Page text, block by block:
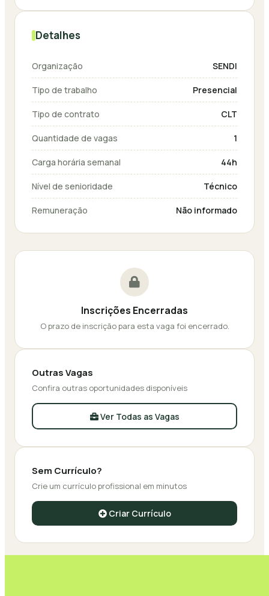
Detalhes
Organização SENDI
Tipo de trabalho Presencial
Tipo de contrato CLT
Quantidade de vagas 1
Carga horária semanal 44h
Nível de senioridade Técnico
Remuneração Não informado
Inscrições Encerradas
O prazo de inscrição para esta vaga foi encerrado.
Outras Vagas
Confira outras oportunidades disponíveis
Ver Todas as Vagas
Sem Currículo?
Crie um currículo profissional em minutos
Criar Currículo